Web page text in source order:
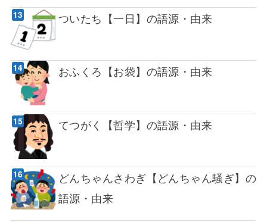
ついたち【一日】の語源・由来
おふくろ【お袋】の語源・由来
てつがく【哲学】の語源・由来
どんちゃんさわぎ【どんちゃん騒ぎ】の
語源・由来